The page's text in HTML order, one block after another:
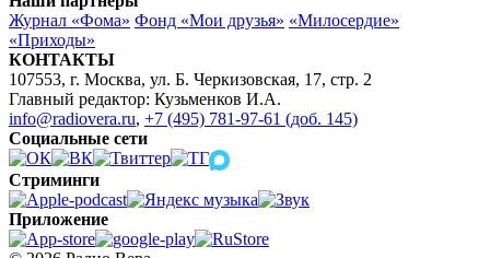
Журнал «Фома» Фонд «Мои друзья» «Милосердие»
«Приходы»
КОНТАКТЫ
107553, г. Москва, ул. Б. Черкизовская, 17, стр. 2
Главный редактор: Кузьменков И.А.
info@radiovera.ru, +7 (495) 781-97-61 (доб. 145)
Социальные сети
Стриминги
Приложение